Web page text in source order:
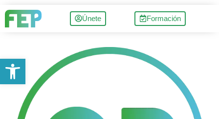
Únete Formación
Abrir barra de herramientas